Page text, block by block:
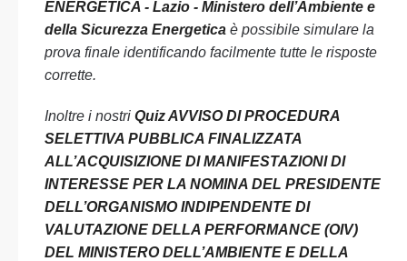
ENERGETICA - Lazio - Ministero dell’Ambiente e
della Sicurezza Energetica è possibile simulare la
prova finale identificando facilmente tutte le risposte
corrette.
Inoltre i nostri Quiz AVVISO DI PROCEDURA
SELETTIVA PUBBLICA FINALIZZATA
ALL’ACQUISIZIONE DI MANIFESTAZIONI DI
INTERESSE PER LA NOMINA DEL PRESIDENTE
DELL’ORGANISMO INDIPENDENTE DI
VALUTAZIONE DELLA PERFORMANCE (OIV)
DEL MINISTERO DELL’AMBIENTE E DELLA